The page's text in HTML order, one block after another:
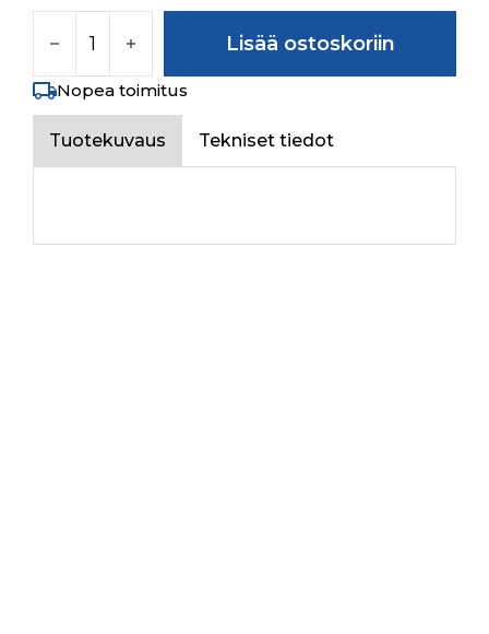
Lisää ostoskoriin
Nopea toimitus
Tuotekuvaus Tekniset tiedot